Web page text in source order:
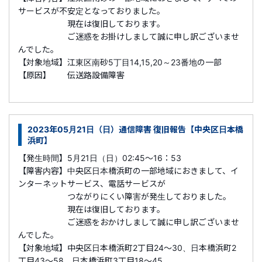
サービスが不安定となっておりました。
現在は復旧しております。
ご迷惑をお掛けしまして誠に申し訳ございませ
んでした。
【対象地域】江東区南砂5丁目14,15,20～23番地の一部
【原因】 伝送路設備障害
2023年05月21日（日）通信障害 復旧報告【中央区日本橋
浜町】
【発生時間】5月21日（日）02:45～16：53
【障害内容】中央区日本橋浜町の一部地域におきまして、イ
ンターネットサービス、電話サービスが
つながりにくい障害が発生しておりました。
現在は復旧しております。
ご迷惑をおかけしまして誠に申し訳ございませ
んでした。
【対象地域】中央区日本橋浜町2丁目24～30、
日本橋浜町2